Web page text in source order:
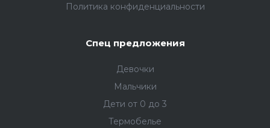
Политика конфиденциальности
Спец предложения
Девочки
Мальчики
Дети от 0 до 3
Термобелье